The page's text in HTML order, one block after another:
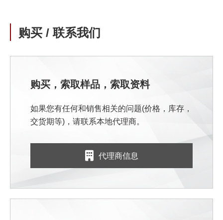
购买 / 联系我们
购买，索取样品，索取资料
如果您有任何和销售相关的问题(价格，库存，
交货期等)，请联系本地代理商。
代理商信息